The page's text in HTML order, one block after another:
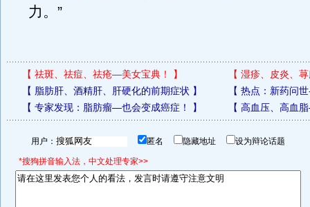
力。”
【 祛斑、祛痘、祛疮—美女宝典！ 】 【 湿疹、皮炎、
【 脂肪肝、酒精肝、肝硬化的前期症状 】 【 热点：新药问
【 专家发现：脂肪瘤—也会变成癌症！ 】 【 高血压、高血
用户： 匿名 隐藏地址 设为辩论话题
*搜狗拼音输入法，中文处理专家>>